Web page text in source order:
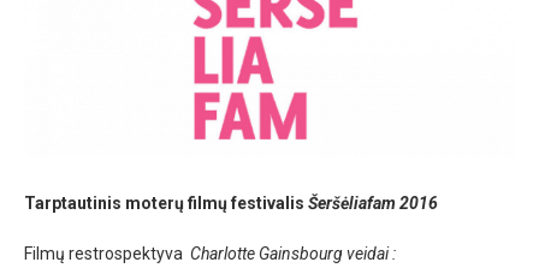
Tarptautinis moterų filmų festivalis Šeršėliafam 2016
Filmų restrospektyva Charlotte Gainsbourg veidai :